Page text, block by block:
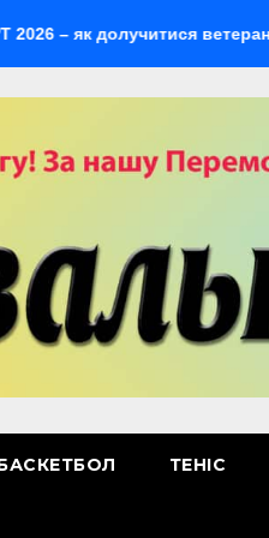
долучитися ветеранам
ТЕНІС